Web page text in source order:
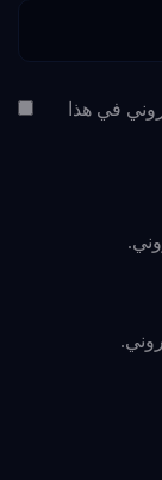
في هذا